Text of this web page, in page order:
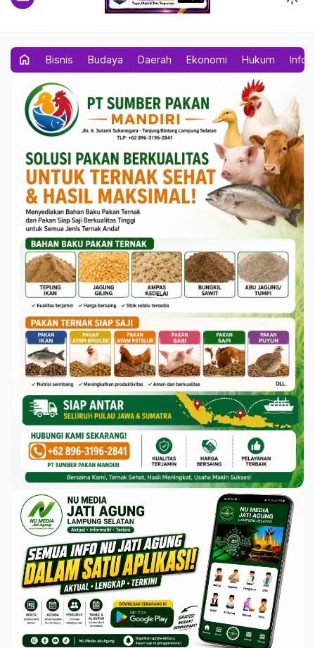
home Bisnis Budaya Daerah Ekonomi Hukum Info